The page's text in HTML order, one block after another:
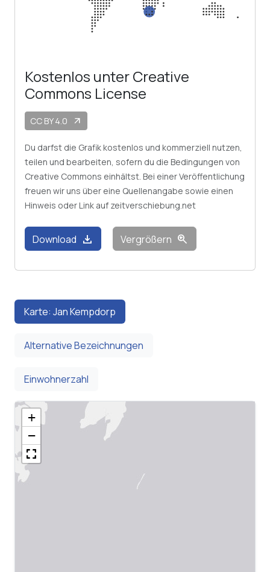
Kostenlos unter Creative
Commons License
CC BY 4.0 arrow_outward
Du darfst die Grafik kostenlos und kommerziell nutzen,
teilen und bearbeiten, sofern du die Bedingungen von
Creative Commons einhältst. Bei einer Veröffentlichung
freuen wir uns über eine Quellenangabe sowie einen
Hinweis oder Link auf zeitverschiebung.net
Download download Vergrößern zoom_in
Karte: Jan Kempdorp
Alternative Bezeichnungen
Einwohnerzahl
+
−